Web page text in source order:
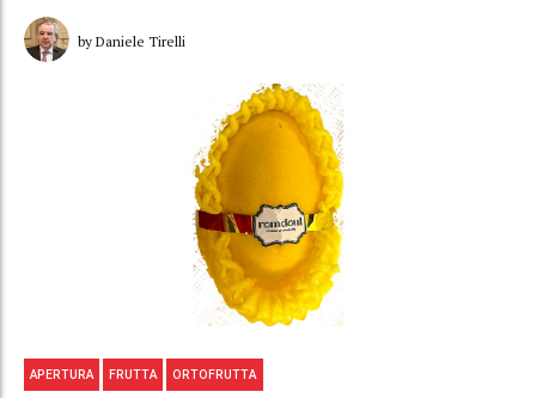
by Daniele Tirelli
APERTURA FRUTTA ORTOFRUTTA